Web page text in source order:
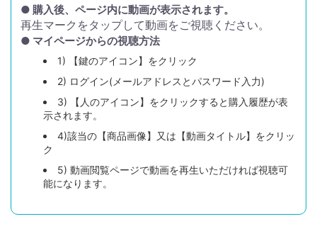
● 購入後、ページ内に動画が表示されます。
再生マークをタップして動画をご視聴ください。
● マイページからの視聴方法
1) 【鍵のアイコン】をクリック
2) ログイン(メールアドレスとパスワード入力)
3) 【人のアイコン】をクリックすると購入履歴が表
示されます。
4)該当の【商品画像】又は【動画タイトル】をクリッ
ク
5) 動画閲覧ページで動画を再生いただければ視聴可
能になります。